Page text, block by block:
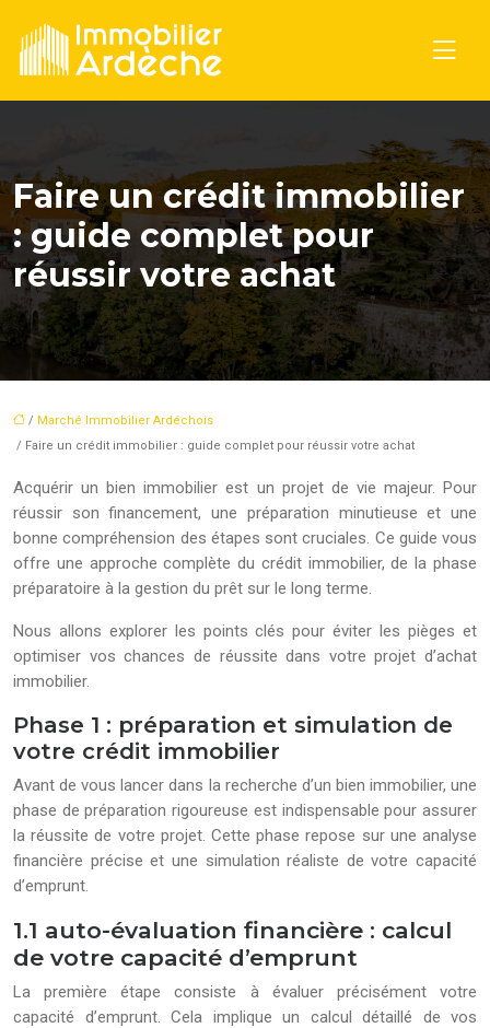
Faire un crédit immobilier
: guide complet pour
réussir votre achat
/ Marché Immobilier Ardéchois
/ Faire un crédit immobilier : guide complet pour réussir votre achat
Acquérir un bien immobilier est un projet de vie majeur. Pour
réussir son financement, une préparation minutieuse et une
bonne compréhension des étapes sont cruciales. Ce guide vous
offre une approche complète du crédit immobilier, de la phase
préparatoire à la gestion du prêt sur le long terme.
Nous allons explorer les points clés pour éviter les pièges et
optimiser vos chances de réussite dans votre projet d’achat
immobilier.
Phase 1 : préparation et simulation de
votre crédit immobilier
Avant de vous lancer dans la recherche d’un bien immobilier, une
phase de préparation rigoureuse est indispensable pour assurer
la réussite de votre projet. Cette phase repose sur une analyse
financière précise et une simulation réaliste de votre capacité
d’emprunt.
1.1 auto-évaluation financière : calcul
de votre capacité d’emprunt
La première étape consiste à évaluer précisément votre
capacité d’emprunt. Cela implique un calcul détaillé de vos